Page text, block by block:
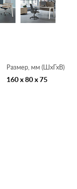
Размер, мм (ШхГхВ)
160 x 80 x 75